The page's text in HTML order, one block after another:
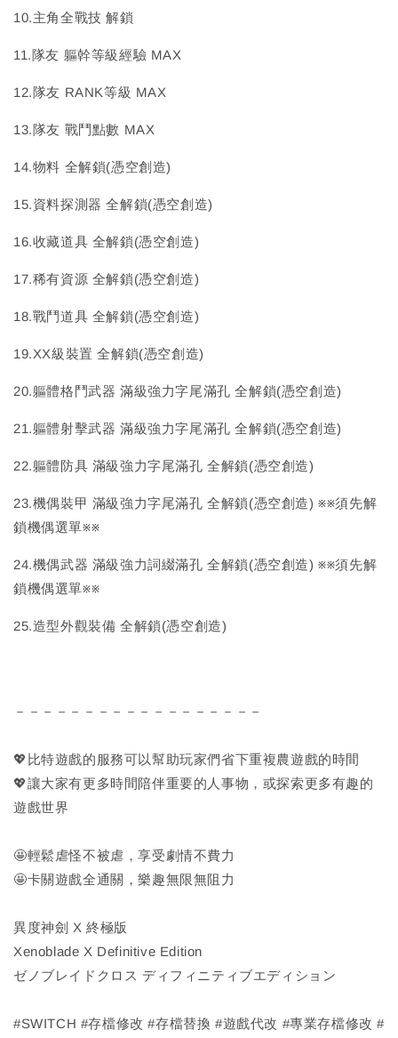
10.主角全戰技 解鎖
11.隊友 軀幹等級經驗 MAX
12.隊友 RANK等級 MAX
13.隊友 戰鬥點數 MAX
14.物料 全解鎖(憑空創造)
15.資料探測器 全解鎖(憑空創造)
16.收藏道具 全解鎖(憑空創造)
17.稀有資源 全解鎖(憑空創造)
18.戰鬥道具 全解鎖(憑空創造)
19.XX級裝置 全解鎖(憑空創造)
20.軀體格鬥武器 滿級強力字尾滿孔 全解鎖(憑空創造)
21.軀體射擊武器 滿級強力字尾滿孔 全解鎖(憑空創造)
22.軀體防具 滿級強力字尾滿孔 全解鎖(憑空創造)
23.機偶裝甲 滿級強力字尾滿孔 全解鎖(憑空創造) ※※須先解
鎖機偶選單※※
24.機偶武器 滿級強力詞綴滿孔 全解鎖(憑空創造) ※※須先解
鎖機偶選單※※
25.造型外觀裝備 全解鎖(憑空創造)
－－－－－－－－－－－－－－－－－－
💖比特遊戲的服務可以幫助玩家們省下重複農遊戲的時間
💖讓大家有更多時間陪伴重要的人事物，或探索更多有趣的
遊戲世界
🤩輕鬆虐怪不被虐，享受劇情不費力
🤩卡關遊戲全通關，樂趣無限無阻力
異度神劍 X 終極版
Xenoblade X Definitive Edition
ゼノブレイドクロス ディフィニティブエディション
#SWITCH #存檔修改 #存檔替換 #遊戲代改 #專業存檔修改 #